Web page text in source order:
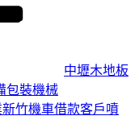
中壢木地板
包裝機械
竹機車借款客戶噴